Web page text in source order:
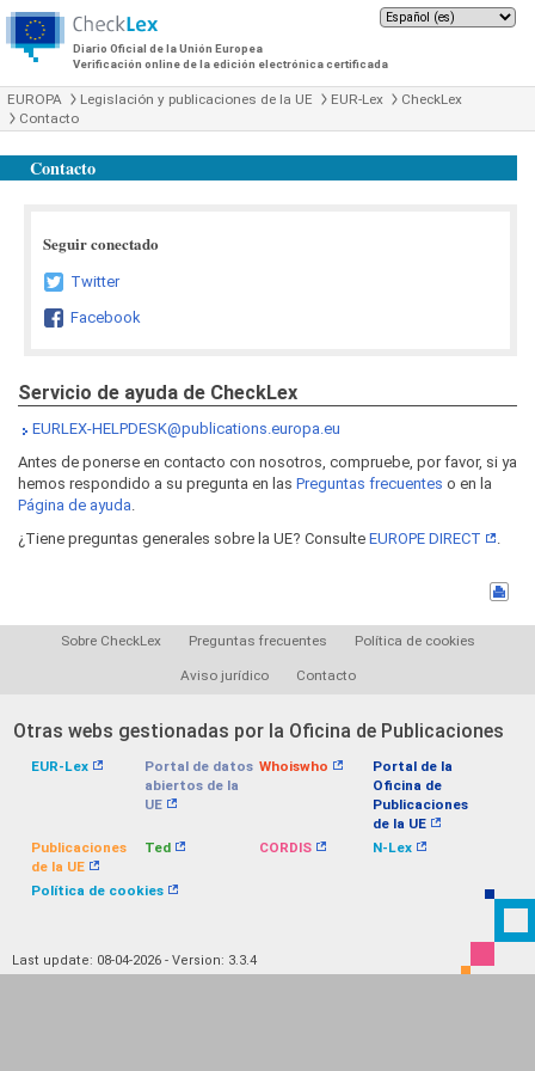
Diario Oficial de la Unión Europea
Verificación online de la edición electrónica certificada
EUROPA Legislación y publicaciones de la UE EUR-Lex
CheckLex
Contacto
Contacto
Seguir conectado
Twitter
Facebook
Servicio de ayuda de CheckLex
EURLEX-HELPDESK@publications.europa.eu
Antes de ponerse en contacto con nosotros, compruebe, por favor, si ya
hemos respondido a su pregunta en las Preguntas frecuentes o en la
Página de ayuda.
¿Tiene preguntas generales sobre la UE? Consulte EUROPE DIRECT .
Sobre CheckLex Preguntas frecuentes Política de cookies
Aviso jurídico Contacto
Otras webs gestionadas por la Oficina de Publicaciones
EUR-Lex
Portal de datos
abiertos de la
UE
Whoiswho
Portal de la
Oficina de
Publicaciones
de la UE
Publicaciones
de la UE
Ted CORDIS N-Lex
Política de cookies
Last update: 08-04-2026 - Version: 3.3.4